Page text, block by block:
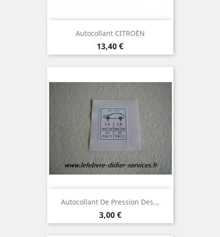
Autocollant CITROËN
Prix
13,40 €
Autocollant De Pression Des...
Prix
3,00 €